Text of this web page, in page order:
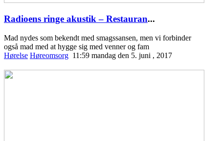
Radioens ringe akustik – Restauran...
Mad nydes som bekendt med smagssansen, men vi forbinder
også mad med at hygge sig med venner og fam
Hørelse Høreomsorg 11:59 mandag den 5. juni , 2017